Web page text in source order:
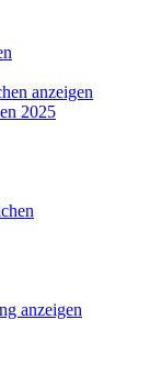
anzeigen
2025
anzeigen